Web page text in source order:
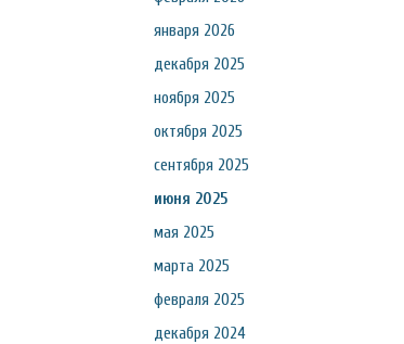
января 2026
декабря 2025
ноября 2025
октября 2025
сентября 2025
июня 2025
мая 2025
марта 2025
февраля 2025
декабря 2024